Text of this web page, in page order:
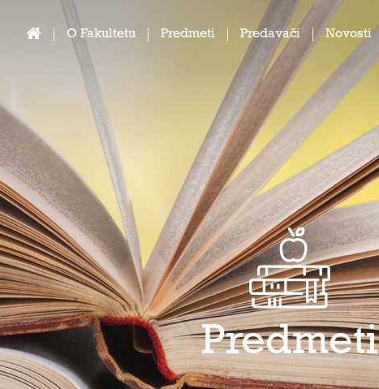
O Fakultetu Predmeti Predavači Novosti
Predmeti